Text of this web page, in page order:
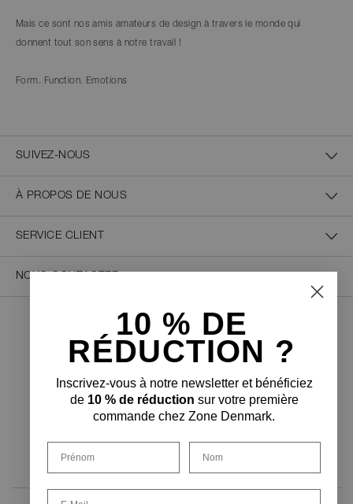
Mais ce sont nos amis amateurs de design à travers le monde qui
donnent tout son sens à notre travail !
Form. Function. Emotions
SUIVEZ-NOUS
À PROPOS DE NOUS
SERVICE CLIENT
NOUS CONTACTER
PAIEMENT SÉCURISÉ
FORME DE LIVRAISON
10 % DE
RÉDUCTION ?
Inscrivez-vous à notre newsletter et bénéficiez
de 10 % de réduction sur votre première
commande chez Zone Denmark.
Prénom Nom
Email